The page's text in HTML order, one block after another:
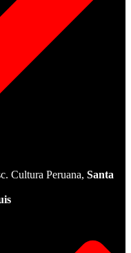
Cultura Peruana, Santa